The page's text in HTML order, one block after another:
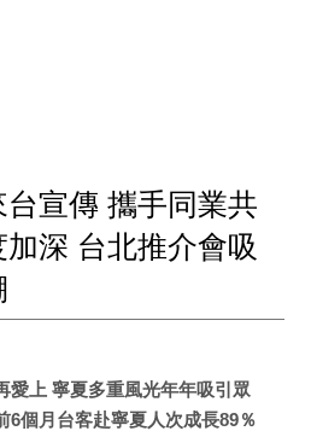
宣傳 攜手同業共
深 台北推介會吸
愛上 寧夏多重風光年年吸引眾
6個月台客赴寧夏人次成長89％